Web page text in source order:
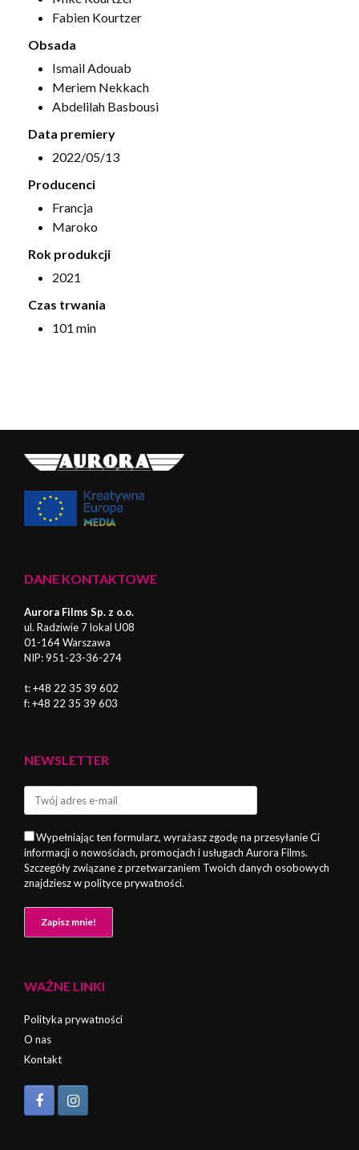
Fabien Kourtzer
Obsada
Ismail Adouab
Meriem Nekkach
Abdelilah Basbousi
Data premiery
2022/05/13
Producenci
Francja
Maroko
Rok produkcji
2021
Czas trwania
101 min
DANE KONTAKTOWE
Aurora Films Sp. z o.o.
ul. Radziwie 7 lokal U08
01-164 Warszawa
NIP: 951-23-36-274
t: +48 22 35 39 602
f: +48 22 35 39 603
NEWSLETTER
Wypełniając ten formularz, wyrażasz zgodę na przesyłanie Ci
informacji o nowościach, promocjach i usługach Aurora Films.
Szczegóły związane z przetwarzaniem Twoich danych osobowych
znajdziesz w polityce prywatności.
WAŻNE LINKI
Polityka prywatności
O nas
Kontakt